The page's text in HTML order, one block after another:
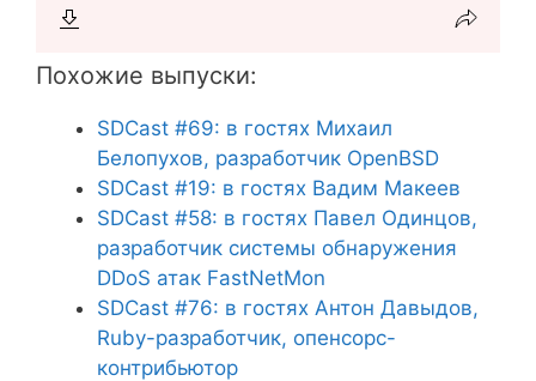
Похожие выпуски:
SDCast #69: в гостях Михаил
Белопухов, разработчик OpenBSD
SDCast #19: в гостях Вадим Макеев
SDCast #58: в гостях Павел Одинцов,
разработчик системы обнаружения
DDoS атак FastNetMon
SDCast #76: в гостях Антон Давыдов,
Ruby-разработчик, опенсорс-
контрибьютор